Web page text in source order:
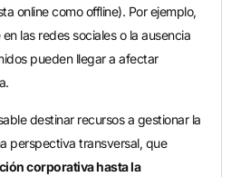
online como offline). Por ejemplo,
las redes sociales o la ausencia
pueden llegar a afectar
destinar recursos a gestionar la
perspectiva transversal, que
corporativa hasta la